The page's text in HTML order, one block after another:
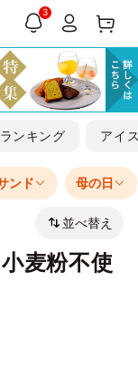
3
ランキング アイ
ンド 母の日
並べ替え
麦粉不使